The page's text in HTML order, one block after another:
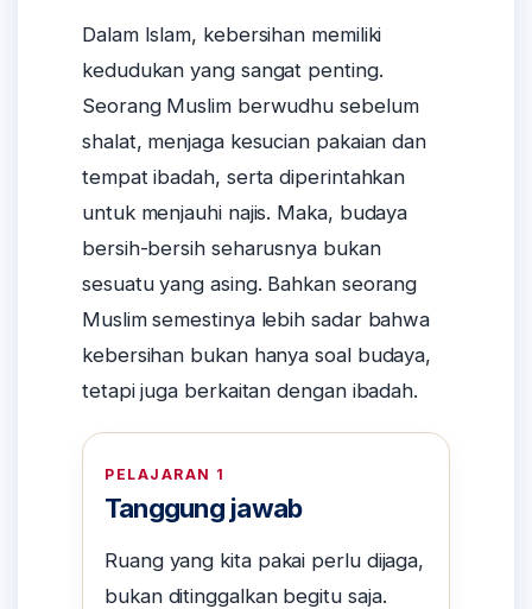
Dalam Islam, kebersihan memiliki
kedudukan yang sangat penting.
Seorang Muslim berwudhu sebelum
shalat, menjaga kesucian pakaian dan
tempat ibadah, serta diperintahkan
untuk menjauhi najis. Maka, budaya
bersih-bersih seharusnya bukan
sesuatu yang asing. Bahkan seorang
Muslim semestinya lebih sadar bahwa
kebersihan bukan hanya soal budaya,
tetapi juga berkaitan dengan ibadah.
PELAJARAN 1
Tanggung jawab
Ruang yang kita pakai perlu dijaga,
bukan ditinggalkan begitu saja.